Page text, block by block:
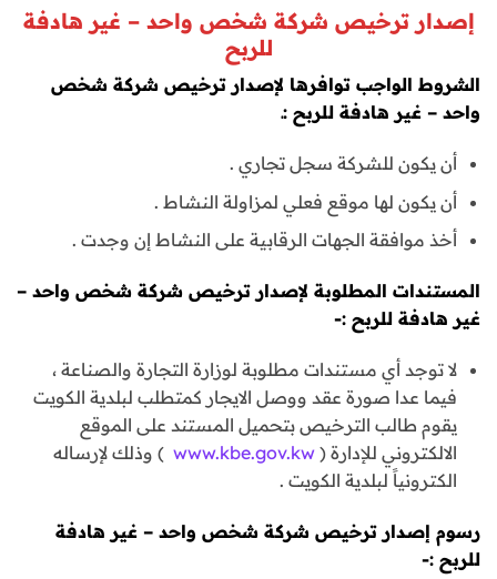
إصدار ترخيص شركة شخص واحد – غير هادفة
للربح
الشروط الواجب توافرها لإصدار ترخيص شركة شخص
واحد – غير هادفة للربح :ـ
أن يكون للشركة سجل تجاري .
أن يكون لها موقع فعلي لمزاولة النشاط .
أخذ موافقة الجهات الرقابية على النشاط إن وجدت .
المستندات المطلوبة لإصدار ترخيص شركة شخص واحد –
غير هادفة للربح :-
لا توجد أي مستندات مطلوبة لوزارة التجارة والصناعة ،
فيما عدا صورة عقد ووصل الايجار كمتطلب لبلدية الكويت
يقوم طالب الترخيص بتحميل المستند على الموقع
الالكتروني للإدارة ( www.kbe.gov.kw) وذلك لإرساله
الكترونياً لبلدية الكويت .
رسوم إصدار ترخيص شركة شخص واحد – غير هادفة
للربح :-